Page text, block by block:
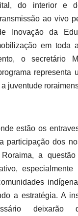
do interior e
ao vivo
Inovação da
em toda
o secretário
representa
juventude
estão os
participação dos
a
a estratégia. A